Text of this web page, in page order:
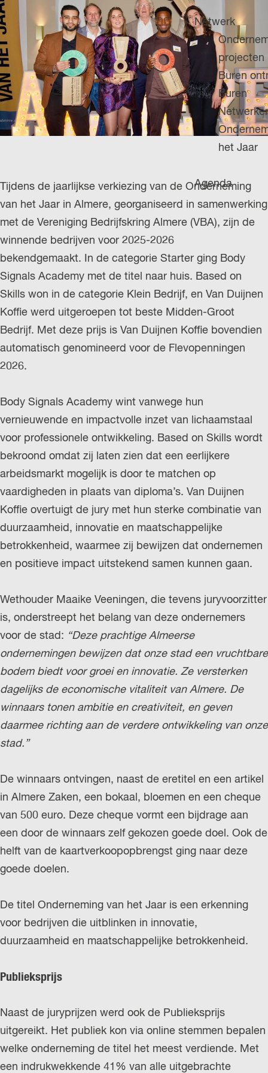
e
u
i
d
i
g
e
t
a
:
N
e
d
e
r
l
a
n
d
s
P
A
G
E
Netwerk
projecten
Buren
Buren
het Jaar
Agenda
Tijdens de jaarlijkse verkiezing van de Onderneming
van het Jaar in Almere, georganiseerd in samenwerking
met de Vereniging Bedrijfskring Almere (VBA), zijn de
winnende bedrijven voor 2025-2026
bekendgemaakt. In de categorie Starter ging Body
Signals Academy met de titel naar huis. Based on
Skills won in de categorie Klein Bedrijf, en Van Duijnen
Koffie werd uitgeroepen tot beste Midden-Groot
Bedrijf. Met deze prijs is Van Duijnen Koffie bovendien
automatisch genomineerd voor de Flevopenningen
2026.
Body Signals Academy wint vanwege hun
vernieuwende en impactvolle inzet van lichaamstaal
voor professionele ontwikkeling. Based on Skills wordt
bekroond omdat zij laten zien dat een eerlijkere
arbeidsmarkt mogelijk is door te matchen op
vaardigheden in plaats van diploma’s. Van Duijnen
Koffie overtuigt de jury met hun sterke combinatie van
duurzaamheid, innovatie en maatschappelijke
betrokkenheid, waarmee zij bewijzen dat ondernemen
en positieve impact uitstekend samen kunnen gaan.
Wethouder Maaike Veeningen, die tevens juryvoorzitter
is, onderstreept het belang van deze ondernemers
voor de stad: “Deze prachtige Almeerse
ondernemingen bewijzen dat onze stad een vruchtbare
bodem biedt voor groei en innovatie. Ze versterken
dagelijks de economische vitaliteit van Almere. De
winnaars tonen ambitie en creativiteit, en geven
daarmee richting aan de verdere ontwikkeling van onze
stad.”
De winnaars ontvingen, naast de eretitel en een artikel
in Almere Zaken, een bokaal, bloemen en een cheque
van 500 euro. Deze cheque vormt een bijdrage aan
een door de winnaars zelf gekozen goede doel. Ook de
helft van de kaartverkoopopbrengst ging naar deze
goede doelen.
De titel Onderneming van het Jaar is een erkenning
voor bedrijven die uitblinken in innovatie,
duurzaamheid en maatschappelijke betrokkenheid.
Publieksprijs
Naast de juryprijzen werd ook de Publieksprijs
uitgereikt. Het publiek kon via online stemmen bepalen
welke onderneming de titel het meest verdiende. Met
een indrukwekkende 41% van alle uitgebrachte